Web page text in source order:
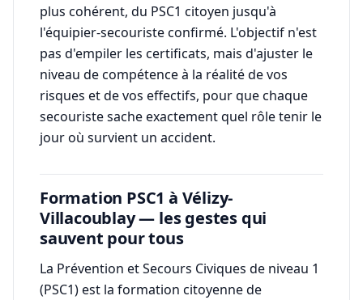
plus cohérent, du PSC1 citoyen jusqu'à
l'équipier-secouriste confirmé. L'objectif n'est
pas d'empiler les certificats, mais d'ajuster le
niveau de compétence à la réalité de vos
risques et de vos effectifs, pour que chaque
secouriste sache exactement quel rôle tenir le
jour où survient un accident.
Formation PSC1 à Vélizy-
Villacoublay — les gestes qui
sauvent pour tous
La Prévention et Secours Civiques de niveau 1
(PSC1) est la formation citoyenne de